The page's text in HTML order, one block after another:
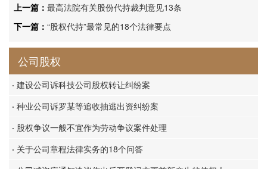
上一篇：最高法院有关股份代持裁判意见13条
下一篇：“股权代持”最常见的18个法律要点
公司股权
· 建设公司诉科技公司股权转让纠纷案
· 种业公司诉罗某等追收抽逃出资纠纷案
· 股权争议一般不宜作为劳动争议案件处理
· 关于公司章程法律实务的18个问答